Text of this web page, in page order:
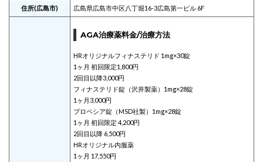
住所(広島市) 広島県広島市中区八丁堀16-3広島第一ビル 6F
AGA治療薬料金/治療方法
HRオリジナルフィナステリド 1mg×30錠
1ヶ月 初回限定1,800円
2回目以降3,000円
フィナステリド錠（沢井製薬）1mg×28錠
1ヶ月3,000円
プロペシア錠（MSD社製）1mg×28錠
1ヶ月 初回限定 4,200円
2回目以降 6,500円
HRオリジナル内服薬
1ヶ月 17,550円